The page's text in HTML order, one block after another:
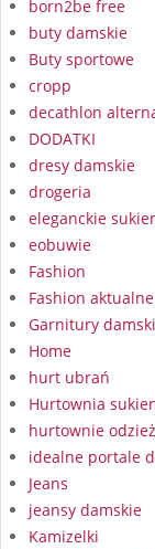
born2be free
buty damskie
Buty sportowe
cropp
decathlon
DODATKI
dresy damskie
drogeria
eleganckie
eobuwie
Fashion
Fashion
Garnitury
Home
hurt ubrań
Hurtownia
hurtownie
idealne portale
Jeans
jeansy damskie
Kamizelki